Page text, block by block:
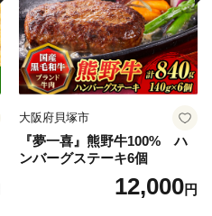
大阪府貝塚市
『夢一喜』熊野牛100% ハ
ンバーグステーキ6個
12,000円